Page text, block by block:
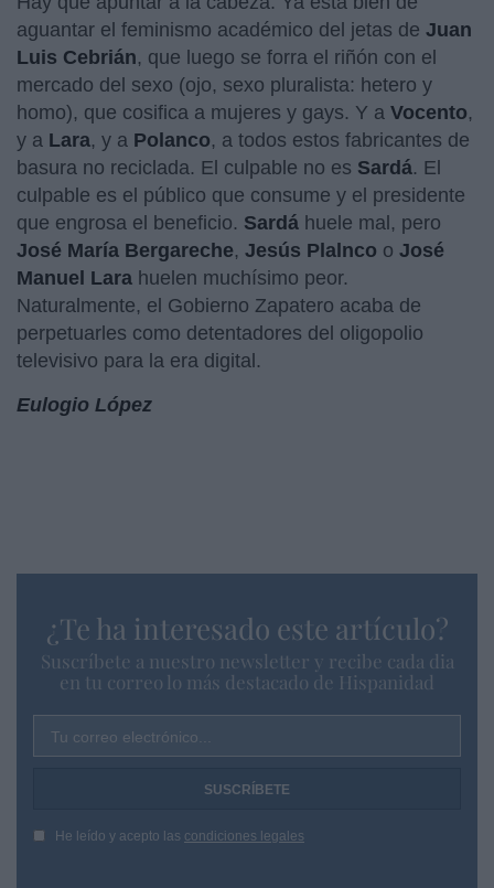
aguantar el feminismo académico del jetas de Juan
Luis Cebrián, que luego se forra el riñón con el
mercado del sexo (ojo, sexo pluralista: hetero y
homo), que cosifica a mujeres y gays. Y a Vocento,
y a Lara, y a Polanco, a todos estos fabricantes de
basura no reciclada. El culpable no es Sardá. El
culpable es el público que consume y el presidente
que engrosa el beneficio. Sardá huele mal, pero
José María Bergareche, Jesús Plalnco o José
Manuel Lara huelen muchísimo peor.
Naturalmente, el Gobierno Zapatero acaba de
perpetuarles como detentadores del oligopolio
televisivo para la era digital.
Eulogio López
¿Te ha interesado este artículo?
Suscríbete a nuestro newsletter y recibe cada dia
en tu correo lo más destacado de Hispanidad
Tu correo electrónico...
He leído y acepto las condiciones legales